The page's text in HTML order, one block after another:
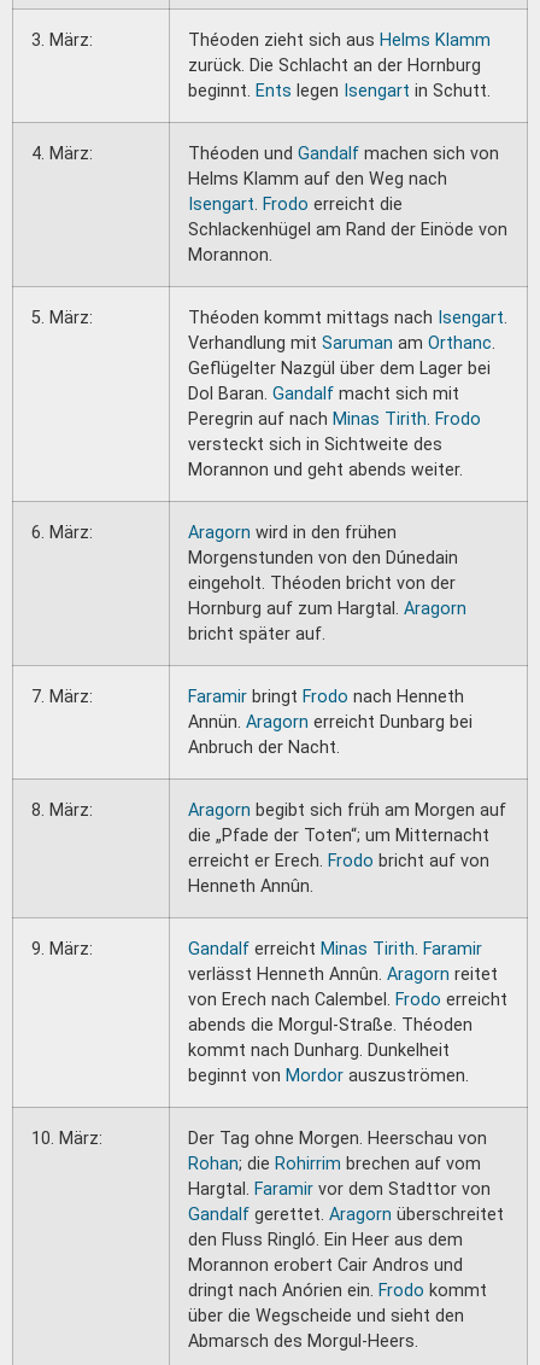
3. März: Théoden zieht sich aus Helms Klamm
zurück. Die Schlacht an der Hornburg
beginnt. Ents legen Isengart in Schutt.
4. März: Théoden und Gandalf machen sich von
Helms Klamm auf den Weg nach
Isengart. Frodo erreicht die
Schlackenhügel am Rand der Einöde von
Morannon.
5. März: Théoden kommt mittags nach Isengart.
Verhandlung mit Saruman am Orthanc.
Geflügelter Nazgül über dem Lager bei
Dol Baran. Gandalf macht sich mit
Peregrin auf nach Minas Tirith. Frodo
versteckt sich in Sichtweite des
Morannon und geht abends weiter.
6. März: Aragorn wird in den frühen
Morgenstunden von den Dúnedain
eingeholt. Théoden bricht von der
Hornburg auf zum Hargtal. Aragorn
bricht später auf.
7. März: Faramir bringt Frodo nach Henneth
Annün. Aragorn erreicht Dunbarg bei
Anbruch der Nacht.
8. März: Aragorn begibt sich früh am Morgen auf
die „Pfade der Toten“; um Mitternacht
erreicht er Erech. Frodo bricht auf von
Henneth Annûn.
9. März: Gandalf erreicht Minas Tirith. Faramir
verlässt Henneth Annûn. Aragorn reitet
von Erech nach Calembel. Frodo erreicht
abends die Morgul-Straße. Théoden
kommt nach Dunharg. Dunkelheit
beginnt von Mordor auszuströmen.
10. März:
Der Tag ohne Morgen. Heerschau von
Rohan; die Rohirrim brechen auf vom
Hargtal. Faramir vor dem Stadttor von
Gandalf gerettet. Aragorn überschreitet
den Fluss Ringló. Ein Heer aus dem
Morannon erobert Cair Andros und
dringt nach Anórien ein. Frodo kommt
über die Wegscheide und sieht den
Abmarsch des Morgul-Heers.